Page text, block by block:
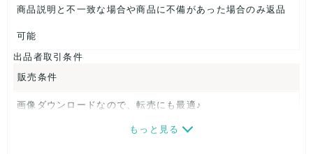
商品説明と不一致な場合や商品に不備があった場合のみ返品
可能
出品者取引条件
販売条件
画像ダウンロードなので、転売にも最適♪
発送はクロネコヤマト(ネコポス)・佐川急便・ゆうパックのい
もっと見る